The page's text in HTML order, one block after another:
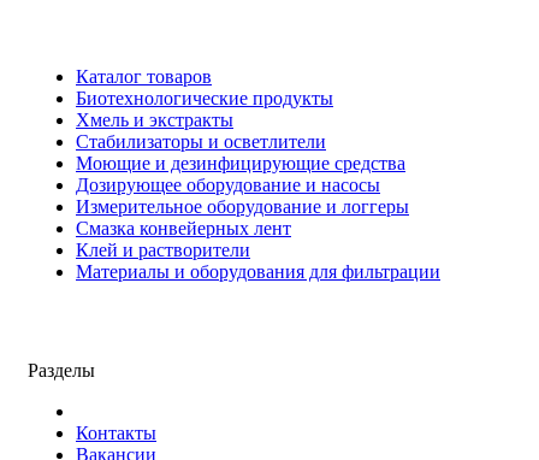
Каталог товаров
Биотехнологические продукты
Хмель и экстракты
Cтабилизаторы и осветлители
Моющие и дезинфицирующие средства
Дозирующее оборудование и насосы
Измерительное оборудование и логгеры
Cмазка конвейерных лент
Клей и растворители
Материалы и оборудования для фильтрации
Разделы
Контакты
Вакансии